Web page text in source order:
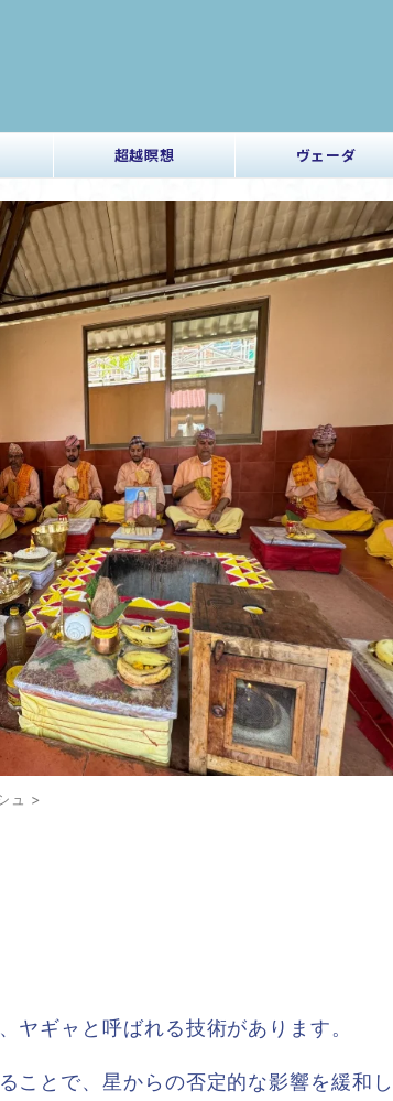
超越瞑想 ヴェーダ
ュ >
ヤギャと呼ばれる技術があります。
ことで、星からの否定的な影響を緩和し